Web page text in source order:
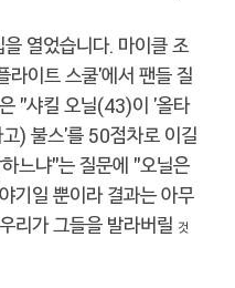
열었습니다. 마이클 조
이트 스쿨'에서 팬들 질
"샤킬 오닐(43)이 '올타
) 불스'를 50점차로 이길
느냐"는 질문에 "오닐은
기일 뿐이라 결과는 아무
리가 그들을 발라버릴 것